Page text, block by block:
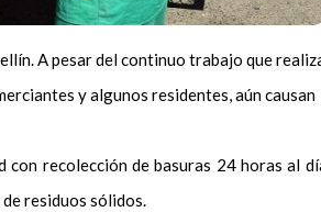
A pesar del continuo trabajo que
y algunos residentes, aún causan
con recolección de basuras 24 horas al
residuos sólidos.